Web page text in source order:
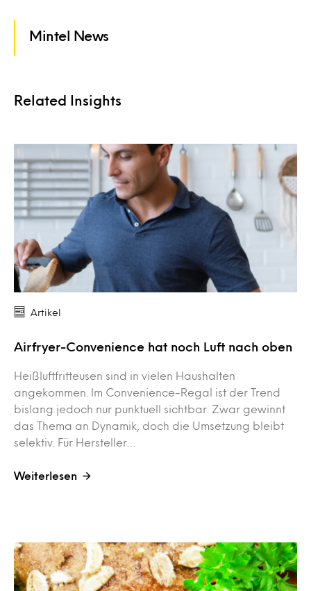
Mintel News
Related Insights
Artikel
Airfryer-Convenience hat noch Luft nach oben
Heißluftfritteusen sind in vielen Haushalten
angekommen. Im Convenience-Regal ist der Trend
bislang jedoch nur punktuell sichtbar. Zwar gewinnt
das Thema an Dynamik, doch die Umsetzung bleibt
selektiv. Für Hersteller…
Weiterlesen